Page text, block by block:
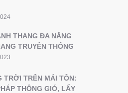
THANG ĐA NĂNG
TRUYỀN THỐNG
TRỜI TRÊN MÁI TÔN:
THÔNG GIÓ, LẤY